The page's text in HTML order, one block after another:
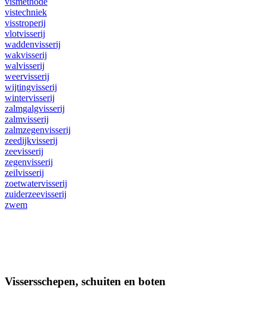
vistechniek
visstroperij
vlotvisserij
waddenvisserij
wakvisserij
walvisserij
weervisserij
wijtingvisserij
wintervisserij
zalmgalgvisserij
zalmvisserij
zalmzegenvisserij
zeedijkvisserij
zeevisserij
zegenvisserij
zeilvisserij
zoetwatervisserij
zuiderzeevisserij
zwem
Vissersschepen, schuiten en boten